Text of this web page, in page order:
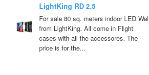
LightKing RD 2.5
For sale 80 sq. meters indoor LED Wall
from LightKing. All come in Flight
cases with all the accessores. The
price is for the...